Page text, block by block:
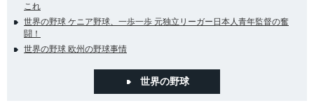
これ
世界の野球 ケニア野球、一歩一歩 元独立リーガー日本人青年監督の奮
闘！
世界の野球 欧州の野球事情
世界の野球